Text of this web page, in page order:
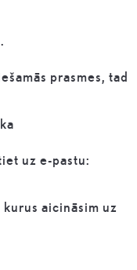
prasmes, tad
uz e-pastu:
aicināsim uz